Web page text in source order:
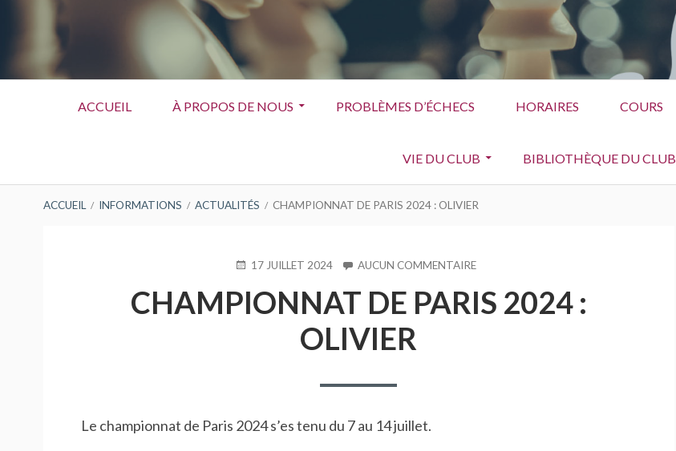
ACCUEIL À PROPOS DE NOUS PROBLÈMES D’ÉCHECS HORAIRES COURS
VIE DU CLUB BIBLIOTHÈQUE DU CLUB
FIL
ACCUEIL INFORMATIONS ACTUALITÉS CHAMPIONNAT DE PARIS 2024 : OLIVIER
PUBLIÉ17 JUILLET 2024 AUCUN COMMENTAIRESUR
DE
PARIS
CHAMPIONNAT DE PARIS 2024 :
OLIVIER
Le championnat de Paris 2024 s’es tenu du 7 au 14 juillet.